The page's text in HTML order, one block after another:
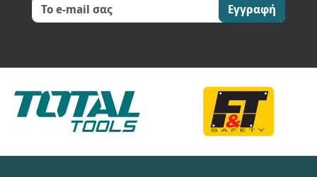
Εγγραφή